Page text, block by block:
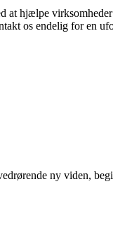
at hjælpe
os endelig for en
ny viden,